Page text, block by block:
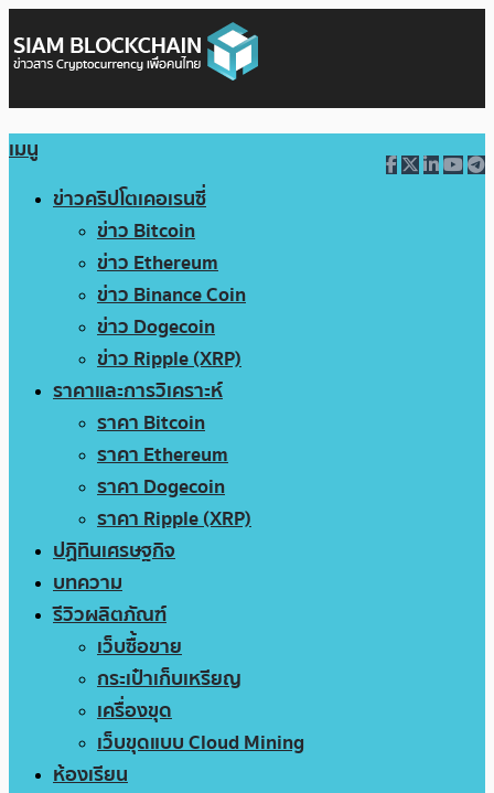
เมนู
ข่าวคริปโตเคอเรนซี่
ข่าว Bitcoin
ข่าว Ethereum
ข่าว Binance Coin
ข่าว Dogecoin
ข่าว Ripple (XRP)
ราคาและการวิเคราะห์
ราคา Bitcoin
ราคา Ethereum
ราคา Dogecoin
ราคา Ripple (XRP)
ปฏิทินเศรษฐกิจ
บทความ
รีวิวผลิตภัณฑ์
เว็บซื้อขาย
กระเป๋าเก็บเหรียญ
เครื่องขุด
เว็บขุดแบบ Cloud Mining
ห้องเรียน